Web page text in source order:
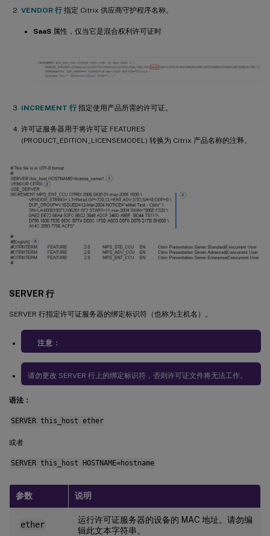
VENDOR 行 指定 Citrix 供应商守护程序名称。
SaaS 属性，仅当它是混合权利许可证时
INCREMENT 行 指定使用产品所需的许可证。
许可证服务器用于将许可证 FEATURES
(PRODUCT_EDITION_LICENSEMODEL) 转换为 Citrix 产品名称的注释。
SERVER 行
SERVER 行指定许可证服务器的绑定标识符（也称为主机名）。
注意：
请勿更改 SERVER 行上的绑定标识符，否则许可证文件将无法工作。
语法：
SERVER this_host ether
或者
SERVER this_host HOSTNAME=hostname
参数 说明
ether
运行许可证服务器的设备的 MAC 地址。请勿编
辑此文本字符串。